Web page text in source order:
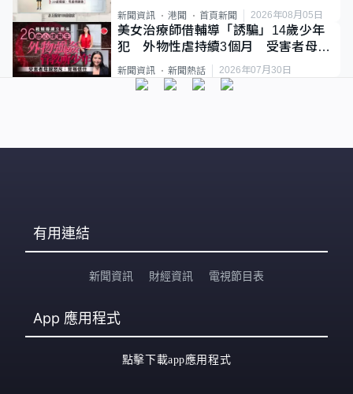
類案最惡劣
新聞資訊 港聞 首頁新聞 2026年08月05日
美女治療師借輔導「誘騙」14歲少年
犯 外物性虐持續3個月 受害者母：
要保護其他人
新聞資訊 新聞熱話 2026年07月30日
有用連結
新聞資訊 財經資訊 電視節目表
App 應用程式
點擊下載app應用程式